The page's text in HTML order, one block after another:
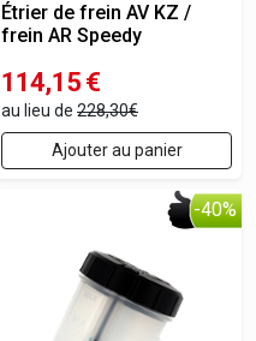
Étrier de frein AV KZ /
frein AR Speedy
114,15 €
au lieu de 228,30€
Ajouter au panier
-40%